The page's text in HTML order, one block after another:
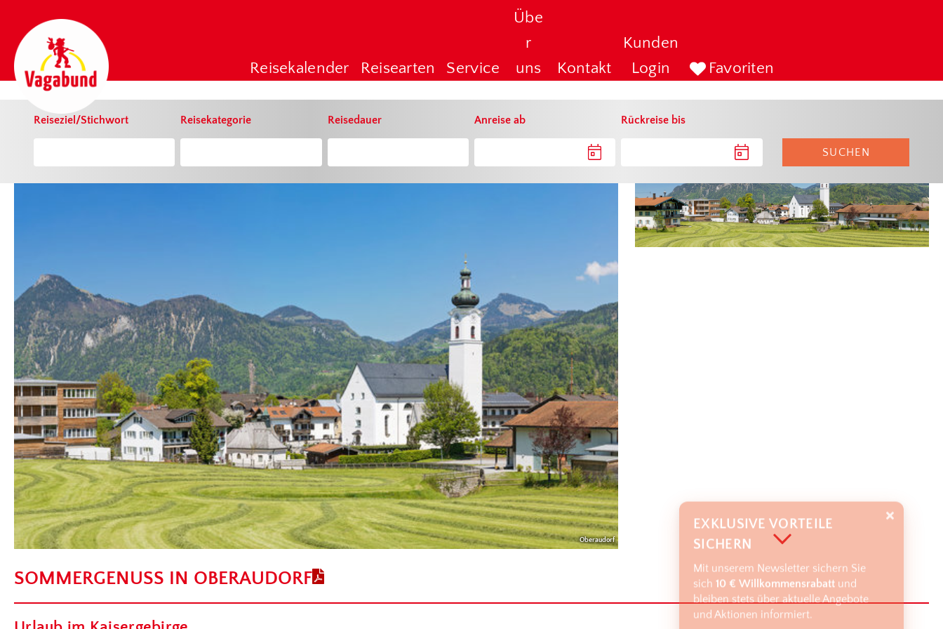
Reisekalender Reisearten Service
Übe
r
uns
Kontakt
Kunden
Login
Favoriten
Reiseziel/Stichwort Reisekategorie Reisedauer Anreise ab Rückreise bis
SUCHEN
Oberaudorf
SOMMERGENUSS IN OBERAUDORF
EXKLUSIVE VORTEILE
SICHERN
Mit unserem Newsletter sichern Sie
sich 10 € Willkommensrabatt und
bleiben stets über aktuelle Angebote
und Aktionen informiert.